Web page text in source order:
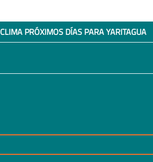
CLIMA PRÓXIMOS DÍAS PARA YARITAGUA